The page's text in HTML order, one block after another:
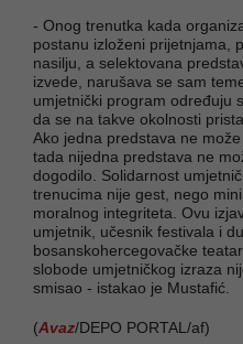
- Onog trenutka kada
postanu izloženi prijetnjama,
nasilju, a selektovana
izvede, narušava se sam
umjetnički program određuju
da se na takve okolnosti
Ako jedna predstava ne
tada nijedna predstava ne
dogodilo. Solidarnost
trenucima nije gest, nego
moralnog integriteta. Ovu
umjetnik, učesnik festivala i
bosanskohercegovačke
slobode umjetničkog izraza
smisao - istakao je Mustafić.
(Avaz/DEPO PORTAL/af)